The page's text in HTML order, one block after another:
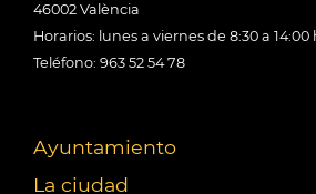
46002 València
Horarios: lunes a viernes de 8:30 a 14:00
Teléfono: 963 52 54 78
Ayuntamiento
La ciudad